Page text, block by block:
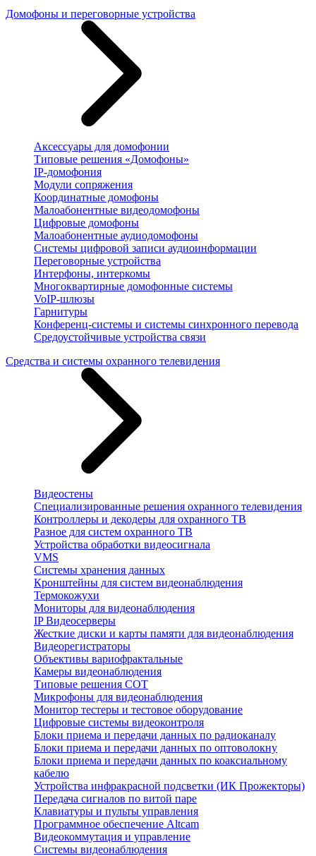
Домофоны и переговорные устройства
Аксессуары для домофонии
Типовые решения «Домофоны»
IP-домофония
Модули сопряжения
Координатные домофоны
Малоабонентные видеодомофоны
Цифровые домофоны
Малоабонентные аудиодомофоны
Системы цифровой записи аудиоинформации
Переговорные устройства
Интерфоны, интеркомы
Многоквартирные домофонные системы
VoIP-шлюзы
Гарнитуры
Конференц-системы и системы синхронного перевода
Средоустойчивые устройства связи
Средства и системы охранного телевидения
Видеостены
Специализированные решения охранного телевидения
Контроллеры и декодеры для охранного ТВ
Разное для систем охранного ТВ
Устройства обработки видеосигнала
VMS
Системы хранения данных
Кронштейны для систем видеонаблюдения
Термокожухи
Мониторы для видеонаблюдения
IP Видеосерверы
Жесткие диски и карты памяти для видеонаблюдения
Видеорегистраторы
Объективы вариофрактальные
Камеры видеонаблюдения
Типовые решения СОТ
Микрофоны для видеонаблюдения
Монитор тестеры и тестовое оборудование
Цифровые системы видеоконтроля
Блоки приема и передачи данных по радиоканалу
Блоки приема и передачи данных по оптоволокну
Блоки приема и передачи данных по коаксиальному
кабелю
Устройства инфракрасной подсветки (ИК Прожекторы)
Передача сигналов по витой паре
Клавиатуры и пульты управления
Программное обеспечение Altcam
Видеокоммутация и управление
Системы видеонаблюдения